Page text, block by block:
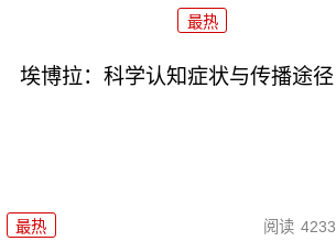
最热
埃博拉：科学认知症状与传播途径
最热 阅读 4233